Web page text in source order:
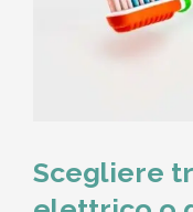
Scegliere